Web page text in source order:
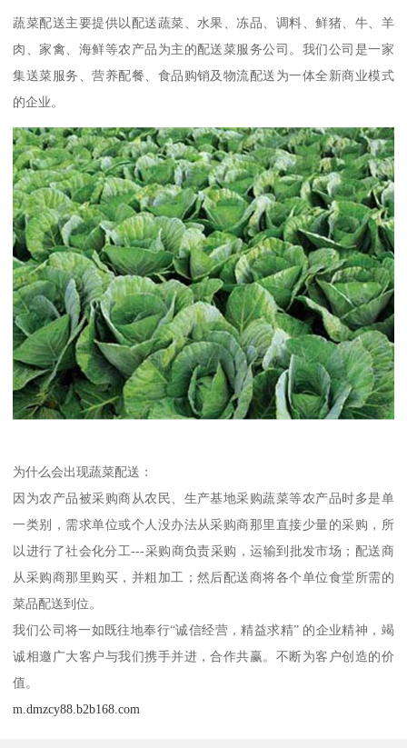
蔬菜配送主要提供以配送蔬菜、水果、冻品、调料、鲜猪、牛、羊
肉、家禽、海鲜等农产品为主的配送菜服务公司。我们公司是一家
集送菜服务、营养配餐、食品购销及物流配送为一体全新商业模式
的企业。
为什么会出现蔬菜配送：
因为农产品被采购商从农民、生产基地采购蔬菜等农产品时多是单
一类别，需求单位或个人没办法从采购商那里直接少量的采购，所
以进行了社会化分工---采购商负责采购，运输到批发市场；配送商
从采购商那里购买，并粗加工；然后配送商将各个单位食堂所需的
菜品配送到位。
我们公司将一如既往地奉行“诚信经营，精益求精” 的企业精神，竭
诚相邀广大客户与我们携手并进，合作共赢。不断为客户创造的价
值。
m.dmzcy88.b2b168.com